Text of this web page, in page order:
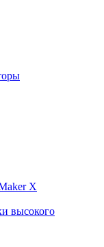
X
высокого